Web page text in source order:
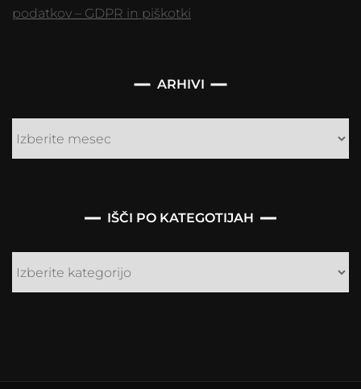
podatkov – GDPR in piškotki
ARHIVI
IŠČI PO KATEGOTIJAH